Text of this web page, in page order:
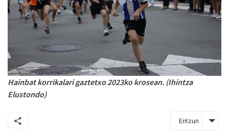
Hainbat korrikalari gaztetxo 2023ko krosean. (Ihintza
Elustondo)
Entzun